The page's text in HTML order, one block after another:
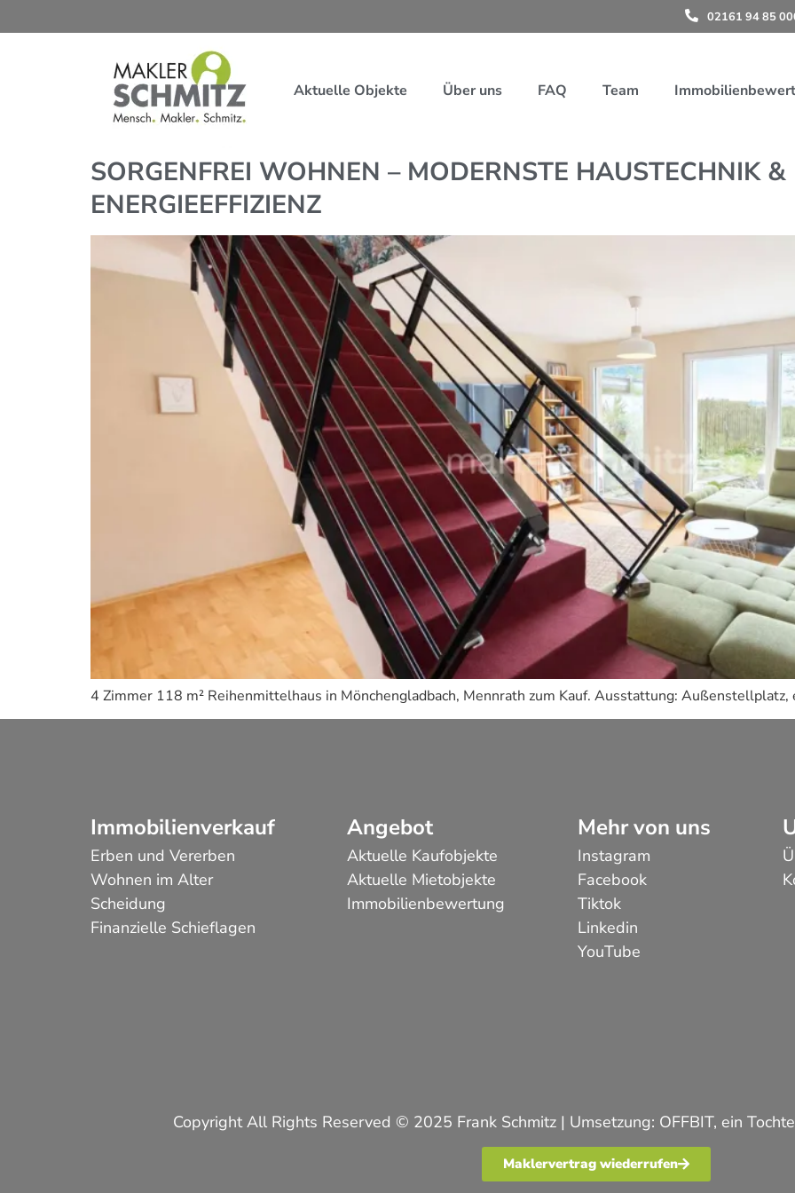
02161 94 85
Aktuelle Objekte Über uns FAQ Team
SORGENFREI WOHNEN – MODERNSTE HAUSTECHNIK
ENERGIEEFFIZIENZ
4 Zimmer 118 m² Reihenmittelhaus in Mönchengladbach, Mennrath zum Kauf. Ausstattung: Außenstellplatz,
Immobilienverkauf
Erben und Vererben
Wohnen im Alter
Scheidung
Finanzielle Schieflagen
Angebot
Aktuelle Kaufobjekte
Aktuelle Mietobjekte
Immobilienbewertung
Mehr von uns
Instagram
Facebook
Tiktok
Linkedin
YouTube
Copyright All Rights Reserved © 2025 Frank Schmitz | Umsetzung: OFFBIT, ein
Maklervertrag wiederrufen